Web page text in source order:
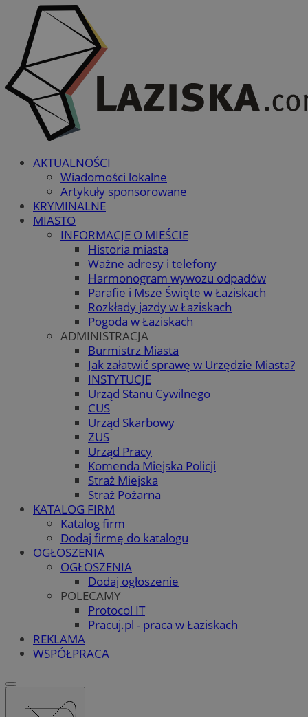
AKTUALNOŚCI
Wiadomości lokalne
Artykuły sponsorowane
KRYMINALNE
MIASTO
INFORMACJE O MIEŚCIE
Historia miasta
Ważne adresy i telefony
Harmonogram wywozu odpadów
Parafie i Msze Święte w Łaziskach
Rozkłady jazdy w Łaziskach
Pogoda w Łaziskach
ADMINISTRACJA
Burmistrz Miasta
Jak załatwić sprawę w Urzędzie Miasta?
INSTYTUCJE
Urząd Stanu Cywilnego
CUS
Urząd Skarbowy
ZUS
Urząd Pracy
Komenda Miejska Policji
Straż Miejska
Straż Pożarna
KATALOG FIRM
Katalog firm
Dodaj firmę do katalogu
OGŁOSZENIA
OGŁOSZENIA
Dodaj ogłoszenie
POLECAMY
Protocol IT
Pracuj.pl - praca w Łaziskach
REKLAMA
WSPÓŁPRACA